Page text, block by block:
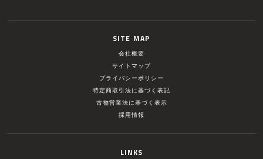
SITE MAP
会社概要
サイトマップ
プライバシーポリシー
特定商取引法に基づく表記
古物営業法に基づく表示
採用情報
LINKS